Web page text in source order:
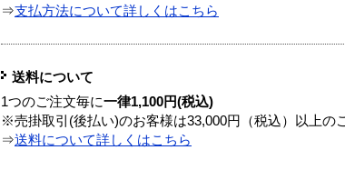
⇒支払方法について詳しくはこちら
送料について
1つのご注文毎に一律1,100円(税込)
※売掛取引(後払い)のお客様は33,000円（税込）以上の
⇒送料について詳しくはこちら